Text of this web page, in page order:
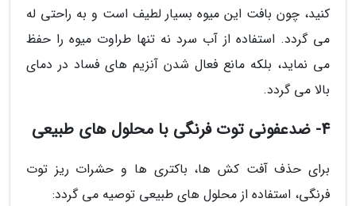
کنید، چون بافت این میوه بسیار لطیف است و به راحتی له
می گردد. استفاده از آب سرد نه تنها طراوت میوه را حفظ
می نماید، بلکه مانع فعال شدن آنزیم های فساد در دمای
بالا می گردد.
4- ضدعفونی توت فرنگی با محلول های طبیعی
برای حذف آفت کش ها، باکتری ها و حشرات ریز توت
فرنگی، استفاده از محلول های طبیعی توصیه می گردد: